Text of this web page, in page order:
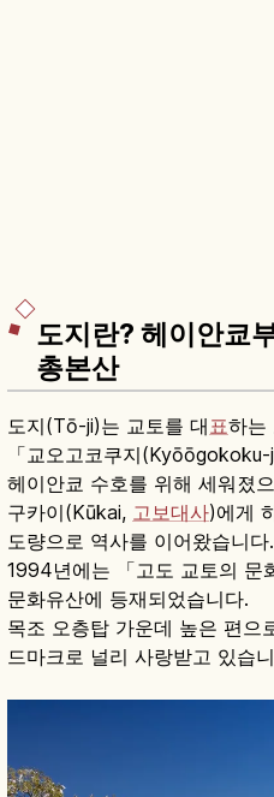
도지란? 헤이안쿄
총본산
도지(Tō-ji)는 교토를 대표하는
「교오고코쿠지
헤이안쿄 수호를 위해 세워졌
구카이(Kūkai, 고보대사)에게
도량으로 역사를 이어왔습니다.
1994년에는 「고도 교토의 문
문화유산에 등재되었습니다.
목조 오층탑 가운데 높은 편으
드마크로 널리 사랑받고 있습